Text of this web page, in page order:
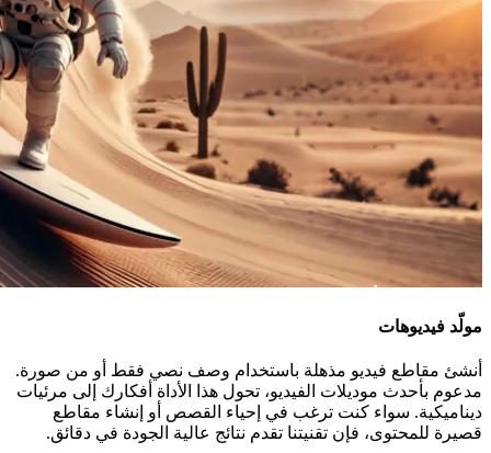
مولّد فيديوهات
أنشئ مقاطع فيديو مذهلة باستخدام وصف نصي فقط أو من صورة.
مدعوم بأحدث موديلات الفيديو، تحول هذا الأداة أفكارك إلى مرئيات
ديناميكية. سواء كنت ترغب في إحياء القصص أو إنشاء مقاطع
قصيرة للمحتوى، فإن تقنيتنا تقدم نتائج عالية الجودة في دقائق.